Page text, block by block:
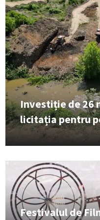
Investiție de 26
licitația pentru
Festivalul de